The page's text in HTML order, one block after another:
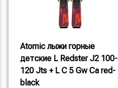
Atomic лыжи горные
детские L Redster J2 100-
120 Jts + L C 5 Gw Ca red-
black